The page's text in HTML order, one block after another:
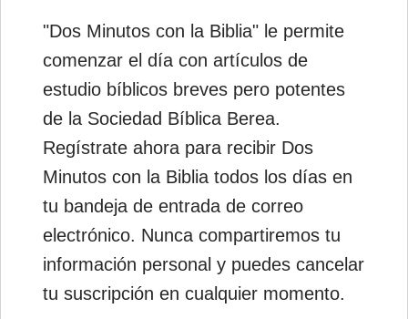
"Dos Minutos con la Biblia" le permite
comenzar el día con artículos de
estudio bíblicos breves pero potentes
de la Sociedad Bíblica Berea.
Regístrate ahora para recibir Dos
Minutos con la Biblia todos los días en
tu bandeja de entrada de correo
electrónico. Nunca compartiremos tu
información personal y puedes cancelar
tu suscripción en cualquier momento.